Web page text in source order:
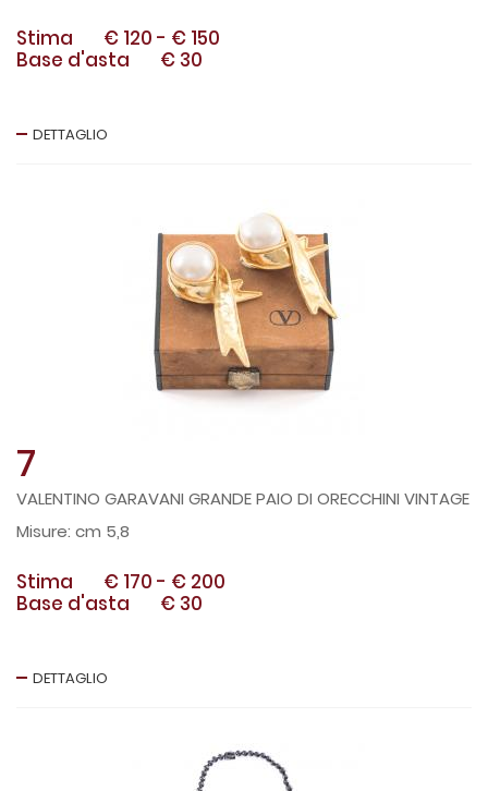
Stima € 120 - € 150
Base d'asta
€ 30
DETTAGLIO
7
VALENTINO GARAVANI GRANDE PAIO DI ORECCHINI VINTAGE
cm 5,8
Stima € 170 - € 200
Base d'asta
€ 30
DETTAGLIO